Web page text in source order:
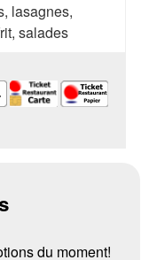
lasagnes,
salades
du moment!